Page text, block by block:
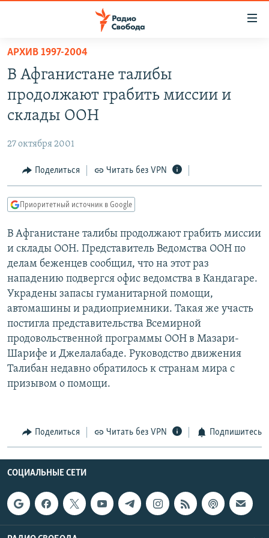
упрощенного
доступа
основному
Вернутся
Вернутся
поиску
ПРОГРАММЫ
ПОДКАСТЫ
АВТОРСКИЕ ПРОЕКТЫ
МНЕНИЯ
КУЛЬТУРА
КАВКАЗ.РЕАЛИИ
СЕВЕР.РЕАЛИИ
СИБИРЬ.РЕАЛИИ
РАСПИСАНИЕ ВЕЩАНИЯ
ПОДПИШИТЕСЬ НА РАССЫЛКУ
АРХИВ 1997-2004
В Афганистане талибы
продолжают грабить миссии и
склады ООН
27 октября 2001
Поделиться Читать без VPN
Приоритетный источник в Google
В Афганистане талибы продолжают грабить миссии
и склады ООН. Представитель Ведомства ООН по
делам беженцев сообщил, что на этот раз
нападению подвергся офис ведомства в Кандагаре.
Украдены запасы гуманитарной помощи,
автомашины и радиоприемники. Такая же участь
постигла представительства Всемирной
продовольственной программы ООН в Мазари-
Шарифе и Джелалабаде. Руководство движения
Талибан недавно обратилось к странам мира с
призывом о помощи.
Поделиться Читать без VPN Подпишитесь
СОЦИАЛЬНЫЕ СЕТИ